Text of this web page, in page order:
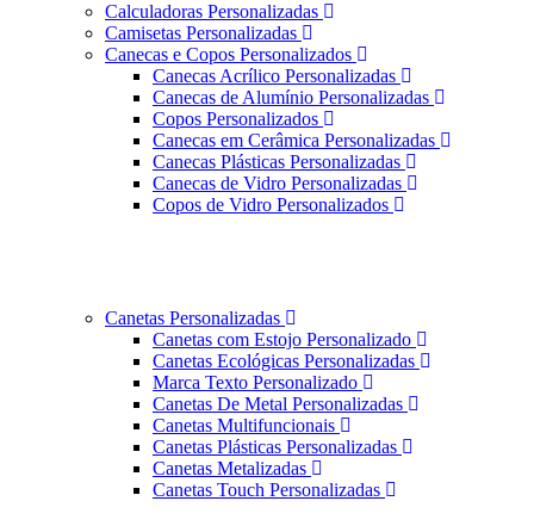
Calculadoras Personalizadas
Camisetas Personalizadas
Canecas e Copos Personalizados
Canecas Acrílico Personalizadas
Canecas de Alumínio Personalizadas
Copos Personalizados
Canecas em Cerâmica Personalizadas
Canecas Plásticas Personalizadas
Canecas de Vidro Personalizadas
Copos de Vidro Personalizados
Canetas Personalizadas
Canetas com Estojo Personalizado
Canetas Ecológicas Personalizadas
Marca Texto Personalizado
Canetas De Metal Personalizadas
Canetas Multifuncionais
Canetas Plásticas Personalizadas
Canetas Metalizadas
Canetas Touch Personalizadas